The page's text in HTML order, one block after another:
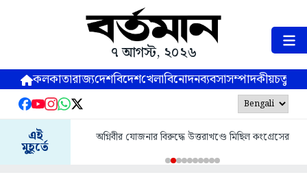
৭ আগস্ট, ২০২৬
কলকাতারাজ্যদেশবিদেশখেলাবিনোদনব্যবসাসম্পাদকীয়
এই
মুহূর্তে
অগ্নিবীর যোজনার বিরুদ্ধে উত্তরাখণ্ডে মিছিল কংগ্রেসের